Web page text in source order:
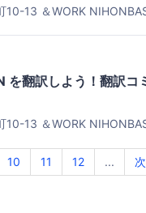
10-13 ＆WORK
を翻訳しよう！翻訳コ
10-13 ＆WORK
10 11 12 ...